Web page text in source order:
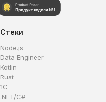
Стеки
Node.js
Data Engineer
Kotlin
Rust
1C
.NET/C#